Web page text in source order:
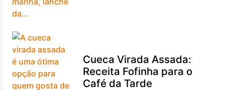
Cueca Virada Assada:
Receita Fofinha para o
Café da Tarde